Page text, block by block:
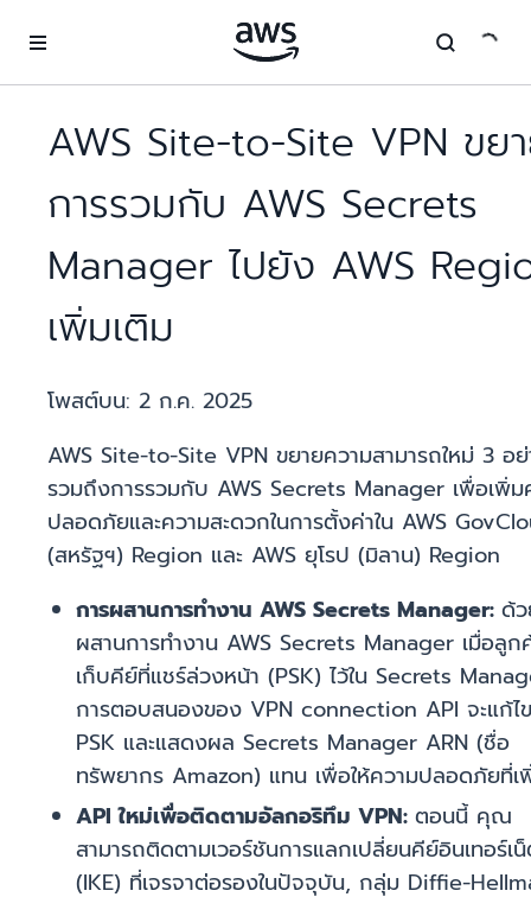
AWS Site-to-Site VPN ขย
การรวมกับ AWS Secrets
Manager ไปยัง AWS
เพิ่มเติม
โพสต์บน: 2 ก.ค. 2025
AWS Site-to-Site VPN ขยายความสามารถใหม่ 3 อ
รวมถึงการรวมกับ AWS Secrets Manager เพื่อเพิ่ม
ปลอดภัยและความสะดวกในการตั้งค่าใน AWS
(สหรัฐฯ) Region และ AWS ยุโรป (มิลาน) Region
การผสานการทำงาน AWS Secrets Manager: ด้
ผสานการทำงาน AWS Secrets Manager เมื่อลูก
เก็บคีย์ที่แชร์ล่วงหน้า (PSK) ไว้ใน Secrets
การตอบสนองของ VPN connection API จะแก้ไข
PSK และแสดงผล Secrets Manager ARN (ชื่อ
ทรัพยากร Amazon) แทน เพื่อให้ความปลอดภัยที่เ
API ใหม่เพื่อติดตามอัลกอริทึม VPN: ตอนนี้ คุณ
สามารถติดตามเวอร์ชันการแลกเปลี่ยนคีย์อินเทอร์เ
(IKE) ที่เจรจาต่อรองในปัจจุบัน, กลุ่ม Diffie-